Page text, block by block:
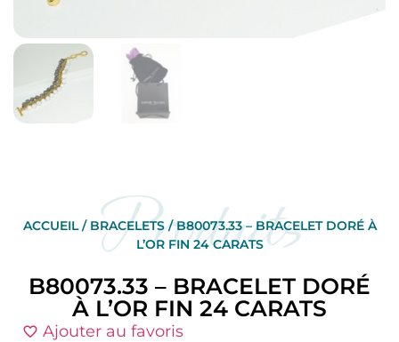
Produits
ACCUEIL/ BRACELETS/ B80073.33 – BRACELET DORÉ À
L’OR FIN 24 CARATS
B80073.33 – BRACELET DORÉ
À L’OR FIN 24 CARATS
Ajouter au favoris